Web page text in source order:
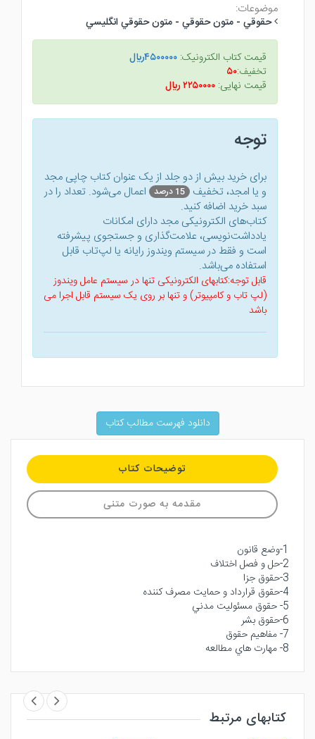
موضوعات:
حقوقي - متون حقوقي - متون حقوقي انگليسي
قیمت کتاب الکترونیک: ۴۵۰۰۰۰۰ريال
تخفیف:۵۰
قیمت نهایی: ۲۲۵۰۰۰۰ ريال
توجه
برای خرید بیش از دو جلد از یک عنوان کتاب‌ چاپی مجد
و یا امجد، تخفیف 15 درصد
اعمال می‌شود. تعداد را در
سبد خرید اضافه کنید.
کتاب‌های الکترونیکی مجد دارای امکانات
یادداشت‌نویسی، علامت‌گذاری و جستجوی پیشرفته
است و فقط در سیستم ویندوز رایانه یا لپ‌تاب قابل
استفاده می‌باشد.
قابل توجه:کتابهای الکترونیکی تنها در سیستم عامل ویندوز
(لپ تاب و کامپیوتر) و تنها بر روی یک سیستم قابل اجرا می
باشد
دانلود فهرست مطالب کتاب
توضیحات کتاب
مقدمه به صورت متنی
1-وضع قانون
2-حل و فصل اختلاف
3-حقوق جزا
4-حقوق قرارداد و حمايت مصرف كننده
5- حقوق مسئوليت مدني
6-حقوق بشر
7- مفاهيم حقوق
8- مهارت هاي مطالعه
کتابهای مرتبط